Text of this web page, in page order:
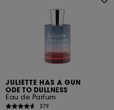
JULIETTE HAS A GUN
ODE TO DULLNESS
Eau de Parfum
279